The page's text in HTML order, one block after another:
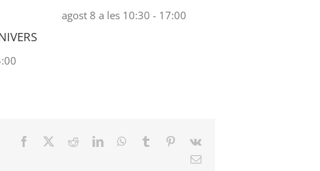
agost 8 a les 10:30 - 17:00
Facebook RedditLinkedInWhatsApp
Tumblr Pinterest
Vk
Email: